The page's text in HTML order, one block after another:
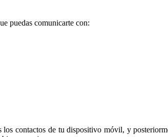
puedas comunicarte con:
contactos de tu dispositivo móvil, y